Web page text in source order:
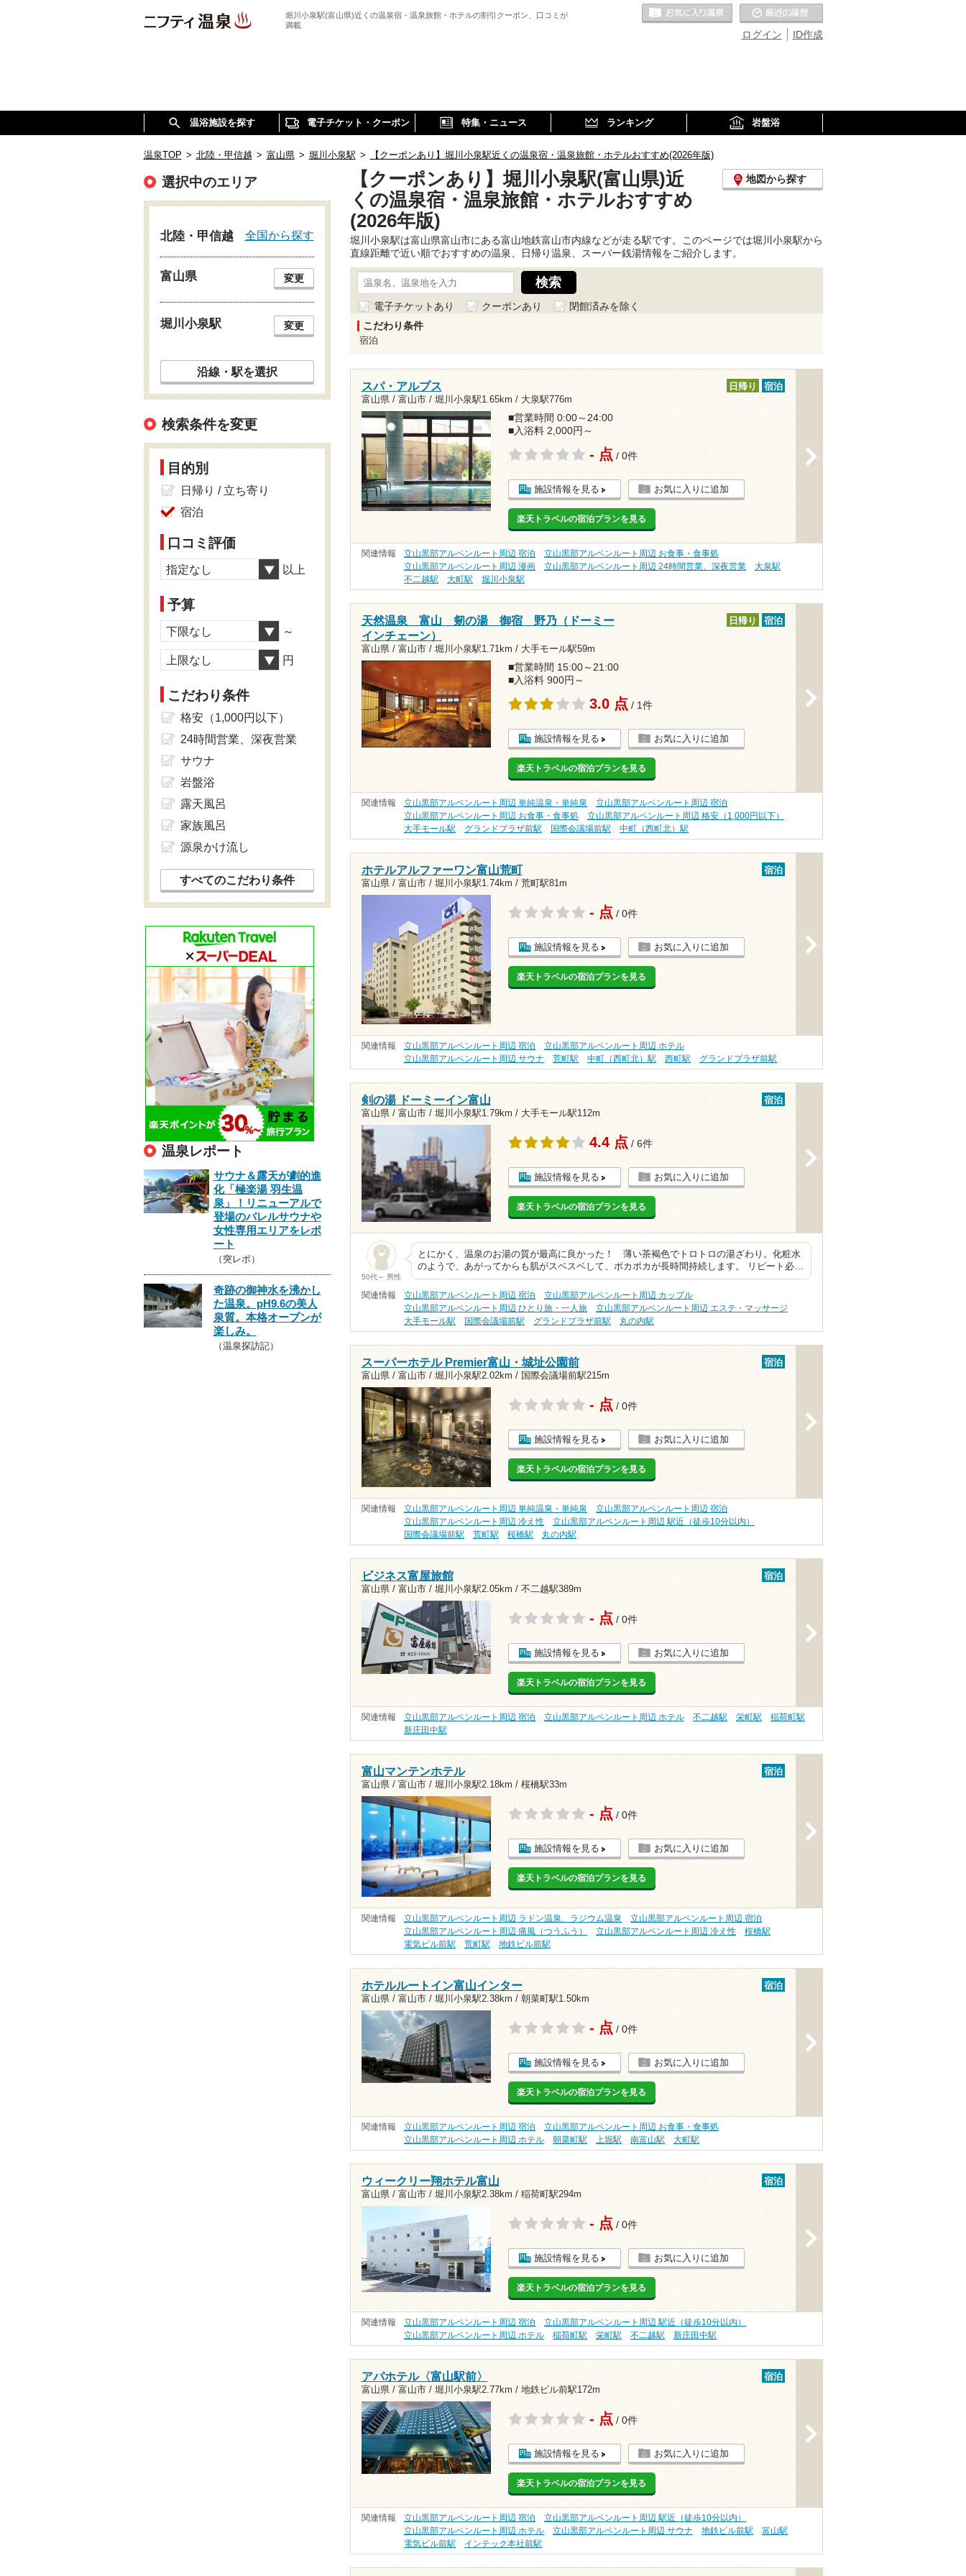
堀川小泉駅(富山県)近くの温泉宿・温泉旅館・ホテルの割引クーポン、口コミが
満載
ID作成
ログイン
お気に入りの温泉
温浴施設を探す 電子チケット・クーポン 特集・ニュース ランキング 岩盤浴
温泉TOP > 北陸・甲信越 > 富山県 > 堀川小泉駅 > 【クーポンあり】堀川小泉駅近くの温泉宿・温泉旅館・ホテルおすすめ(2026年版)
【クーポンあり】堀川小泉駅(富山県)近
くの温泉宿・温泉旅館・ホテルおすすめ
(2026年版)
地図から探す
堀川小泉駅は富山県富山市にある富山地鉄富山市内線などが走る駅です。このページでは堀川小泉駅から
直線距離で近い順でおすすめの温泉、日帰り温泉、スーパー銭湯情報をご紹介します。
電子チケットあり クーポンあり
閉館済みを除く
こだわり条件
宿泊
スパ・アルプス
富山県 / 富山市 / 堀川小泉駅1.65km / 大泉駅776m
日帰り 宿泊
■営業時間 0:00～24:00
■入浴料 2,000円～
- 点 / 0件
施設情報を見る お気に入りに追加
楽天トラベルの宿泊プランを見る
関連情報 立山黒部アルペンルート周辺 宿泊
立山黒部アルペンルート周辺 お食事・食事処
立山黒部アルペンルート周辺 漫画
立山黒部アルペンルート周辺 24時間営業、深夜営業
大泉駅
不二越駅
大町駅 堀川小泉駅
天然温泉 富山 剱の湯 御宿 野乃（ドーミー
インチェーン）
富山県 / 富山市 / 堀川小泉駅1.71km / 大手モール駅59m
日帰り 宿泊
■営業時間 15:00～21:00
■入浴料 900円～
3.0 点 / 1件
施設情報を見る お気に入りに追加
楽天トラベルの宿泊プランを見る
関連情報 立山黒部アルペンルート周辺 単純温泉・単純泉
立山黒部アルペンルート周辺 宿泊
立山黒部アルペンルート周辺 お食事・食事処
立山黒部アルペンルート周辺 格安（1,000円以下）
大手モール駅
グランドプラザ前駅 国際会議場前駅 中町（西町北）駅
ホテルアルファーワン富山荒町
富山県 / 富山市 / 堀川小泉駅1.74km / 荒町駅81m
宿泊
- 点 / 0件
施設情報を見る お気に入りに追加
楽天トラベルの宿泊プランを見る
関連情報 立山黒部アルペンルート周辺 宿泊
立山黒部アルペンルート周辺 ホテル
立山黒部アルペンルート周辺 サウナ
荒町駅 中町（西町北）駅 西町駅 グランドプラザ前駅
剣の湯 ドーミーイン富山
富山県 / 富山市 / 堀川小泉駅1.79km / 大手モール駅112m
宿泊
4.4 点 / 6件
施設情報を見る お気に入りに追加
楽天トラベルの宿泊プランを見る
50代～ 男性
とにかく、温泉のお湯の質が最高に良かった！ 薄い茶褐色でトロトロの湯ざわり。化粧水
のようで、あがってからも肌がスベスベして、ポカポカが長時間持続します。 リピート必…
関連情報 立山黒部アルペンルート周辺 宿泊
立山黒部アルペンルート周辺 カップル
立山黒部アルペンルート周辺 ひとり旅・一人旅
立山黒部アルペンルート周辺 エステ・マッサージ
大手モール駅
国際会議場前駅 グランドプラザ前駅 丸の内駅
スーパーホテル Premier富山・城址公園前
富山県 / 富山市 / 堀川小泉駅2.02km / 国際会議場前駅215m
宿泊
- 点 / 0件
施設情報を見る お気に入りに追加
楽天トラベルの宿泊プランを見る
関連情報 立山黒部アルペンルート周辺 単純温泉・単純泉
立山黒部アルペンルート周辺 宿泊
立山黒部アルペンルート周辺 冷え性
立山黒部アルペンルート周辺 駅近（徒歩10分以内）
国際会議場前駅
荒町駅 桜橋駅 丸の内駅
ビジネス富屋旅館
富山県 / 富山市 / 堀川小泉駅2.05km / 不二越駅389m
宿泊
- 点 / 0件
施設情報を見る お気に入りに追加
楽天トラベルの宿泊プランを見る
関連情報 立山黒部アルペンルート周辺 宿泊 立山黒部アルペンルート周辺 ホテル 不二越駅 栄町駅
稲荷町駅
新庄田中駅
富山マンテンホテル
富山県 / 富山市 / 堀川小泉駅2.18km / 桜橋駅33m
宿泊
- 点 / 0件
施設情報を見る お気に入りに追加
楽天トラベルの宿泊プランを見る
関連情報 立山黒部アルペンルート周辺 ラドン温泉、ラジウム温泉
立山黒部アルペンルート周辺 宿泊
立山黒部アルペンルート周辺 痛風（つうふう）
立山黒部アルペンルート周辺 冷え性
桜橋駅
電気ビル前駅
荒町駅 地鉄ビル前駅
ホテルルートイン富山インター
富山県 / 富山市 / 堀川小泉駅2.38km / 朝菜町駅1.50km
宿泊
- 点 / 0件
施設情報を見る お気に入りに追加
楽天トラベルの宿泊プランを見る
関連情報 立山黒部アルペンルート周辺 宿泊
立山黒部アルペンルート周辺 お食事・食事処
立山黒部アルペンルート周辺 ホテル
朝菜町駅 上堀駅 南富山駅 大町駅
ウィークリー翔ホテル富山
富山県 / 富山市 / 堀川小泉駅2.38km / 稲荷町駅294m
宿泊
- 点 / 0件
施設情報を見る お気に入りに追加
楽天トラベルの宿泊プランを見る
関連情報 立山黒部アルペンルート周辺 宿泊
立山黒部アルペンルート周辺 駅近（徒歩10分以内）
立山黒部アルペンルート周辺 ホテル
稲荷町駅 栄町駅 不二越駅 新庄田中駅
アパホテル〈富山駅前〉
富山県 / 富山市 / 堀川小泉駅2.77km / 地鉄ビル前駅172m
宿泊
- 点 / 0件
施設情報を見る お気に入りに追加
楽天トラベルの宿泊プランを見る
関連情報 立山黒部アルペンルート周辺 宿泊
立山黒部アルペンルート周辺 駅近（徒歩10分以内）
立山黒部アルペンルート周辺 ホテル
立山黒部アルペンルート周辺 サウナ 地鉄ビル前駅
富山駅
電気ビル前駅
インテック本社前駅
選択中のエリア
北陸・甲信越 全国から探す
富山県 変更
堀川小泉駅 変更
沿線・駅を選択
検索条件を変更
目的別
日帰り / 立ち寄り
宿泊
口コミ評価
指定なし 以上
予算
下限なし ～
上限なし 円
こだわり条件
格安（1,000円以下）
24時間営業、深夜営業
サウナ
岩盤浴
露天風呂
家族風呂
源泉かけ流し
すべてのこだわり条件
温泉レポート
サウナ＆露天が劇的進
化「極楽湯 羽生温
泉」！リニューアルで
登場のバレルサウナや
女性専用エリアをレポ
ート
（突レポ）
奇跡の御神水を沸かし
た温泉。pH9.6の美人
泉質。本格オープンが
楽しみ。
（温泉探訪記）